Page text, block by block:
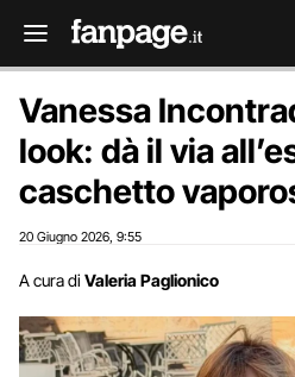
Vanessa
look: dà il via
caschetto
20 Giugno 2026 9:55
A cura di Valeria Paglionico